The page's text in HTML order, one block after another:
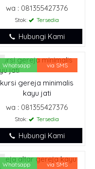
wa : 081355427376
Stok: Tersedia
Hubungi Kami
Whatsapp via SMS
kursi gereja minimalis
kayu jati
wa : 081355427376
Stok: Tersedia
Hubungi Kami
Whatsapp via SMS